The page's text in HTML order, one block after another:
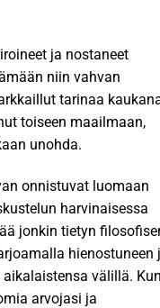
ja nostaneet
niin vahvan
tarinaa
toiseen maailmaan,
unohda.
onnistuvat luomaan
harvinaisessa
jonkin tietyn
hienostuneen
välillä. Kun
arvojasi ja